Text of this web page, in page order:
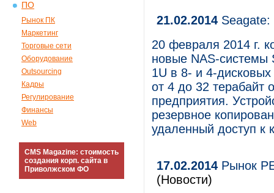
ПО
Рынок ПК
Маркетинг
Торговые сети
Оборудование
Outsourcing
Кадры
Регулирование
Финансы
Web
CMS Magazine: стоимость
создания корп. сайта в
Приволжском ФО
21.02.2014
20 февраля 2014 г.
новые NAS-системы
1U в 8- и 4-
от 4 до 32 терабайт
предприятия.
резервное
удаленный доступ к
17.02.2014 Рынок
(Новости)